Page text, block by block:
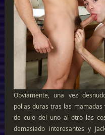
Obviamente, una vez
pollas duras tras las mamadas
de culo del uno al otro las
demasiado interesantes y